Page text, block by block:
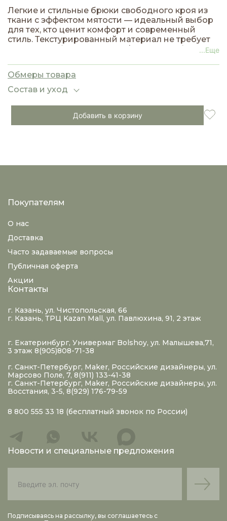
Добавить в корзину
Легкие и стильные брюки свободного кроя из
ткани с эффектом мятости — идеальный выбор
для тех, кто ценит комфорт и современный
стиль. Текстурированный материал не требует
глажки, удобно садится по фигуре и добавляет
Свободный силуэт обеспечивает свободу
движений и универсальность — такие брюки
легко вписываются как в повседневный, так и в
расслабленный офисный стиль.
...Еще
Обмеры товара
Состав и уход
Покупателям
О нас
Доставка
Часто задаваемые вопросы
Публичная оферта
Акции
Контакты
г. Казань, ул. Чистопольская, 66
г. Казань, ТРЦ Kazan Mall, ул. Павлюхина, 91, 2 этаж
г. Екатеринбург, Универмаг Bolshoy, ул. Малышева,71,
3 этаж 8(905)808-71-38
г. Санкт-Петербург, Maker, Российские дизайнеры, ул.
Марсово Поле, 7, 8(911) 133-41-38
г. Санкт-Петербург, Maker, Российские дизайнеры, ул.
Восстания, 3-5, 8(929) 176-79-59
8 800 555 33 18 (бесплатный звонок по России)
Новости и специальные предложения
Подписываясь на рассылку, вы соглашаетесь с